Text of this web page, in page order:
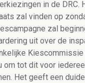
in de DRC.
zal vinden op
zal
uit over de
om tot dit voor
Het geeft een